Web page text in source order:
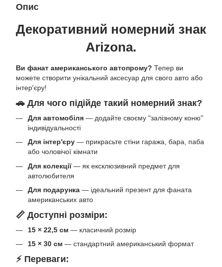
Опис
Декоративний номерний знак
Arizona.
Ви фанат американського автопрому? Тепер ви
можете створити унікальний аксесуар для свого авто або
інтер'єру!
🚗 Для чого підійде такий номерний знак?
Для автомобіля — додайте своєму "залізному коню"
індивідуальності
Для інтер'єру — прикрасьте стіни гаража, бара, паба
або чоловічої кімнати
Для колекції— як ексклюзивний предмет для
автолюбителя
Для подарунка — ідеальний презент для фаната
американських авто
📏 Доступні розміри:
15 × 22,5 см — класичний розмір
15 × 30 см — стандартний американський формат
⚡ Переваги: